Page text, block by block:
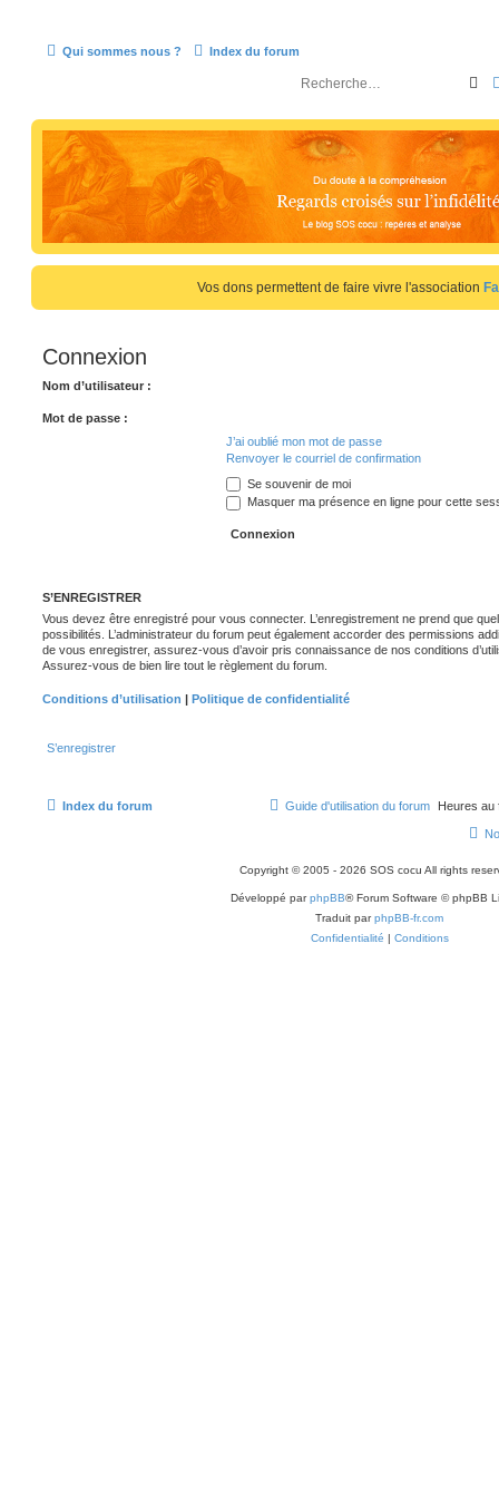
Qui sommes nous ? Index du forum
c
h
c
h
e
Vos dons permettent de faire vivre l'association
Connexion
Nom d’utilisateur :
Mot de passe :
J’ai oublié mon mot de passe
Renvoyer le courriel de confirmation
Se souvenir de moi
Masquer ma présence en ligne pour cette
S’ENREGISTRER
Vous devez être enregistré pour vous connecter. L’enregistrement ne prend que
possibilités. L’administrateur du forum peut également accorder des permissions
de vous enregistrer, assurez-vous d’avoir pris connaissance de nos conditions
Assurez-vous de bien lire tout le règlement du forum.
Conditions d’utilisation Politique de confidentialité
S’enregistrer
Index du forum Heures
Guide d'utilisation du forum
Copyright © 2005 - 2026 SOS cocu All rights
Développé parphpBB® Forum Software © phpBB
Traduit parphpBB-fr.com
Confidentialité
Conditions